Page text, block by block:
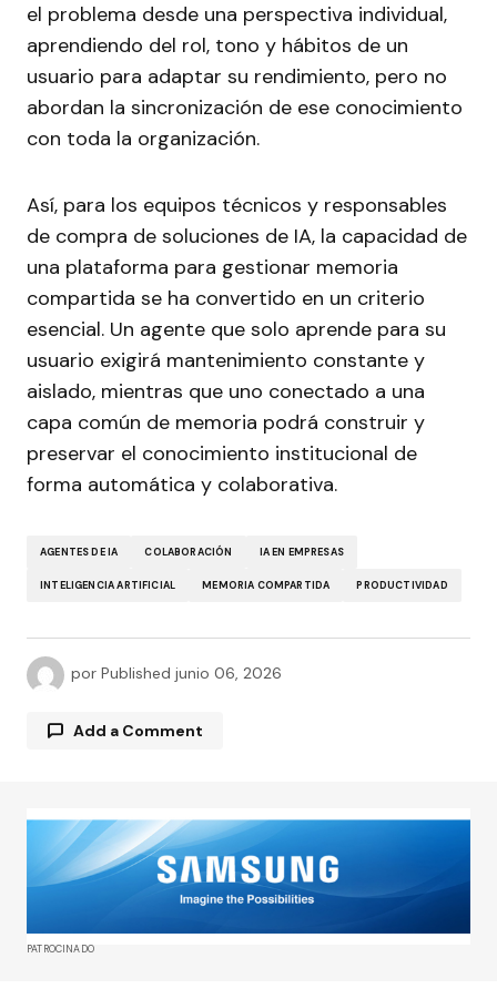
el problema desde una perspectiva individual,
aprendiendo del rol, tono y hábitos de un
usuario para adaptar su rendimiento, pero no
abordan la sincronización de ese conocimiento
con toda la organización.
Así, para los equipos técnicos y responsables
de compra de soluciones de IA, la capacidad de
una plataforma para gestionar memoria
compartida se ha convertido en un criterio
esencial. Un agente que solo aprende para su
usuario exigirá mantenimiento constante y
aislado, mientras que uno conectado a una
capa común de memoria podrá construir y
preservar el conocimiento institucional de
forma automática y colaborativa.
AGENTES DE IA COLABORACIÓN IA EN EMPRESAS
INTELIGENCIA ARTIFICIAL MEMORIA COMPARTIDA PRODUCTIVIDAD
por Published junio 06, 2026
Add a Comment
Tu dirección de correo electrónico no será
publicada.Los campos obligatorios están
marcados con*
Comment*
PATROCINADO